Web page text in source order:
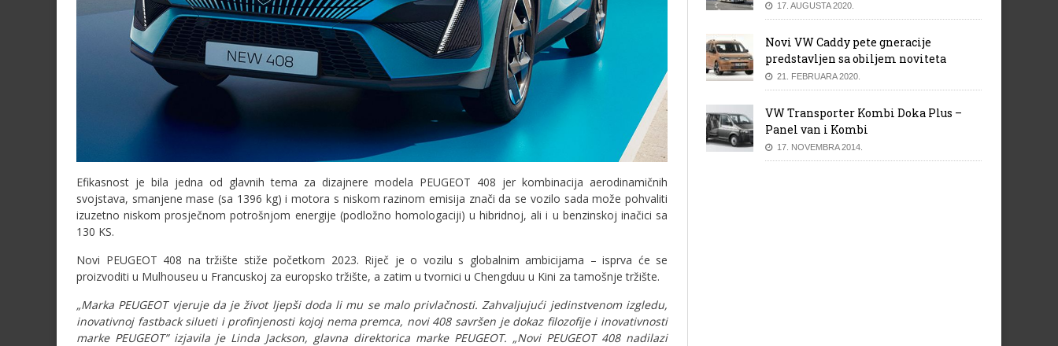
Efikasnost je bila jedna od glavnih tema za dizajnere modela PEUGEOT 408 jer kombinacija aerodinamičnih
svojstava, smanjene mase (sa 1396 kg) i motora s niskom razinom emisija znači da se vozilo sada može pohvaliti
izuzetno niskom prosječnom potrošnjom energije (podložno homologaciji) u hibridnoj, ali i u benzinskoj inačici sa
130 KS.
Novi PEUGEOT 408 na tržište stiže početkom 2023. Riječ je o vozilu s globalnim ambicijama – isprva će se
proizvoditi u Mulhouseu u Francuskoj za europsko tržište, a zatim u tvornici u Chengduu u Kini za tamošnje tržište.
„Marka PEUGEOT vjeruje da je život ljepši doda li mu se malo privlačnosti. Zahvaljujući jedinstvenom izgledu,
inovativnoj fastback silueti i profinjenosti kojoj nema premca, novi 408 savršen je dokaz filozofije i inovativnosti
marke PEUGEOT” izjavila je Linda Jackson, glavna direktorica marke PEUGEOT. „Novi PEUGEOT 408 nadilazi
17. AUGUSTA 2020.
Novi VW Caddy pete gneracije
predstavljen sa obiljem noviteta
21. FEBRUARA 2020.
VW Transporter Kombi Doka Plus –
Panel van i Kombi
17. NOVEMBRA 2014.